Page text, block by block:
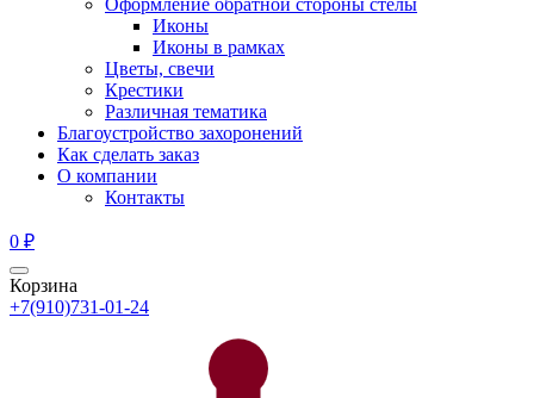
Оформление обратной стороны стелы
Иконы
Иконы в рамках
Цветы, свечи
Крестики
Различная тематика
Благоустройство захоронений
Как сделать заказ
О компании
Контакты
0 ₽
Корзина
+7(910)731-01-24